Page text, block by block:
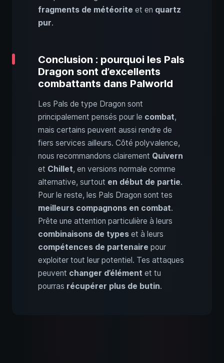
fragments de météorite et en quartz
pur.
Conclusion : pourquoi les Pals
Dragon sont d’excellents
combattants dans Palworld
Les Pals de type Dragon sont
principalement pensés pour le combat,
mais certains peuvent aussi rendre de
fiers services ailleurs. Côté polyvalence,
nous recommandons clairement Quivern
et Chillet, en versions normale comme
alternative, surtout en début de partie.
Pour le reste, les Pals Dragon sont tes
meilleurs compagnons en combat.
Prête une attention particulière à leurs
combinaisons de types et à leurs
compétences de partenaire pour
exploiter tout leur potentiel. Tes attaques
peuvent changer d’élément et tu
pourras récupérer plus de butin.